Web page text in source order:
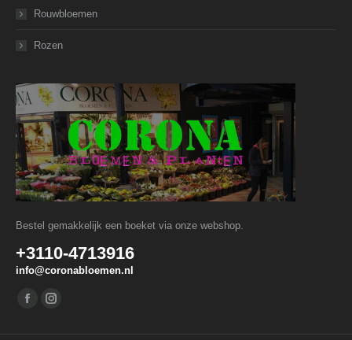
Rouwbloemen
Rozen
Bestel gemakkelijk een boeket via onze webshop.
+3110-4713916
info@coronabloemen.nl
Vind ons op:
FacebookInstagram